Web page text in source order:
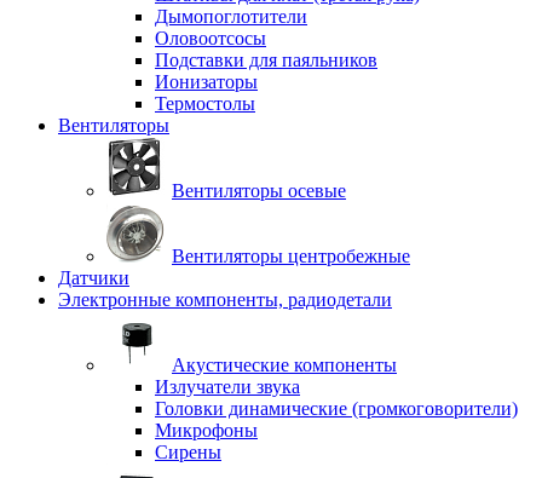
Дымопоглотители
Оловоотсосы
Подставки для паяльников
Ионизаторы
Термостолы
Вентиляторы
Вентиляторы осевые
Вентиляторы центробежные
Датчики
Электронные компоненты, радиодетали
Акустические компоненты
Излучатели звука
Головки динамические (громкоговорители)
Микрофоны
Сирены